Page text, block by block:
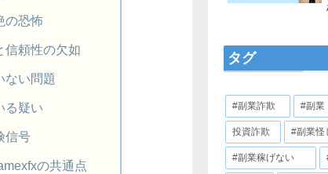
の恐怖
信頼性の欠如
ない問題
る疑い
信号
の共通点
タグ
#副業詐欺 #副業
投資詐欺 #副業怪
#副業稼げない